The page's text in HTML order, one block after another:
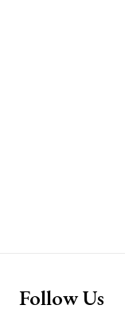
Follow Us